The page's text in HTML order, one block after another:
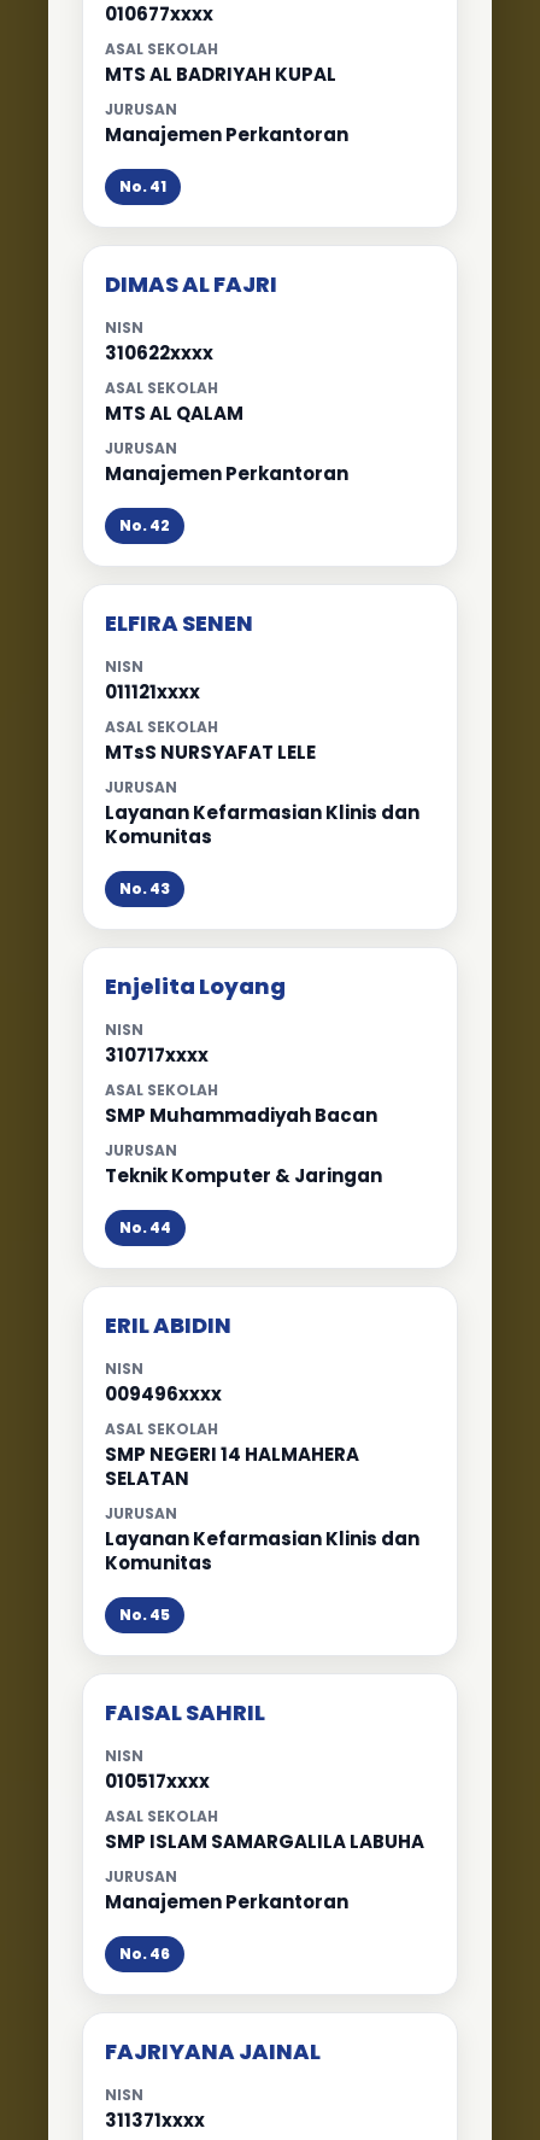
010677xxxx
ASAL SEKOLAH
MTS AL BADRIYAH KUPAL
JURUSAN
Manajemen Perkantoran
No. 41
DIMAS AL FAJRI
NISN
310622xxxx
ASAL SEKOLAH
MTS AL QALAM
JURUSAN
Manajemen Perkantoran
No. 42
ELFIRA SENEN
NISN
011121xxxx
ASAL SEKOLAH
MTsS NURSYAFAT LELE
JURUSAN
Layanan Kefarmasian Klinis dan
Komunitas
No. 43
Enjelita Loyang
NISN
310717xxxx
ASAL SEKOLAH
SMP Muhammadiyah Bacan
JURUSAN
Teknik Komputer & Jaringan
No. 44
ERIL ABIDIN
NISN
009496xxxx
ASAL SEKOLAH
SMP NEGERI 14 HALMAHERA
SELATAN
JURUSAN
Layanan Kefarmasian Klinis dan
Komunitas
No. 45
FAISAL SAHRIL
NISN
010517xxxx
ASAL SEKOLAH
SMP ISLAM SAMARGALILA LABUHA
JURUSAN
Manajemen Perkantoran
No. 46
FAJRIYANA JAINAL
NISN
311371xxxx